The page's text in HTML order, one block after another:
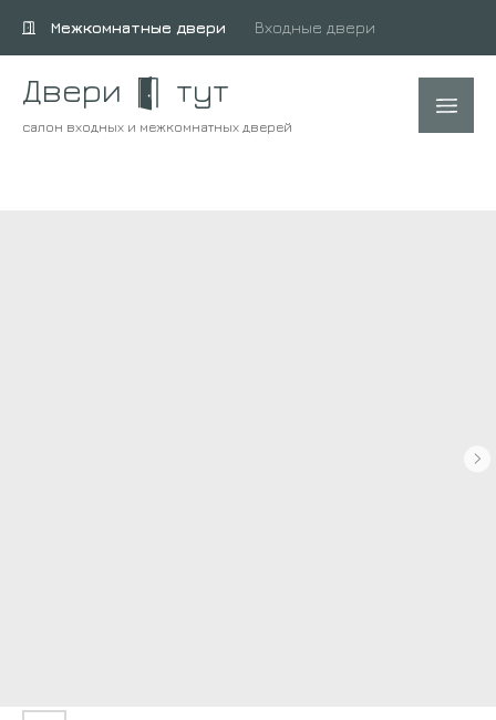
Межкомнатные двери Входные двери
салон входных и межкомнатных дверей
Двери тут